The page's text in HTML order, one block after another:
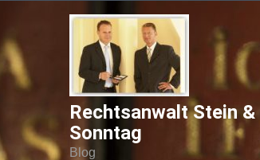
Rechtsanwalt Stein &
Sonntag
Blog